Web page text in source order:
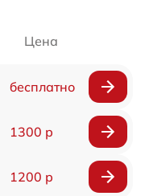
Цена
бесплатно
1300 р
1200 р